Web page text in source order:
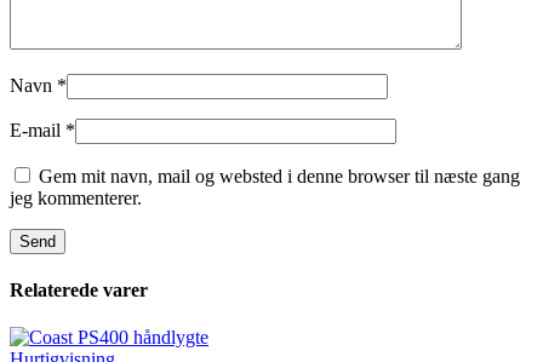
Navn *
E-mail *
Gem mit navn, mail og websted i denne browser til næste gang
jeg kommenterer.
Relaterede varer